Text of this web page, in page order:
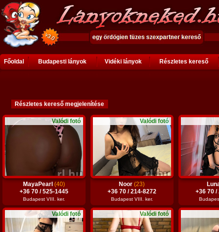
Főoldal Budapesti lányok Vidéki lányok Részletes kereső
Valódi fotó
MayaPearl (40)
+36 70 / 525-1445
Budapest VIII. ker.
Valódi fotó
Noor(23)
+36 70 / 214-8272
Budapest VIII. ker.
+36 70 /
Valódi fotó Valódi fotó